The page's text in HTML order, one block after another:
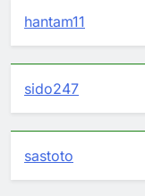
hantam11
sido247
sastoto